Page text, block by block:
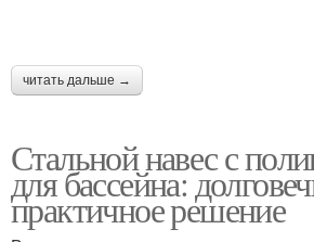
читать дальше →
Стальной навес с
для бассейна:
практичное решение